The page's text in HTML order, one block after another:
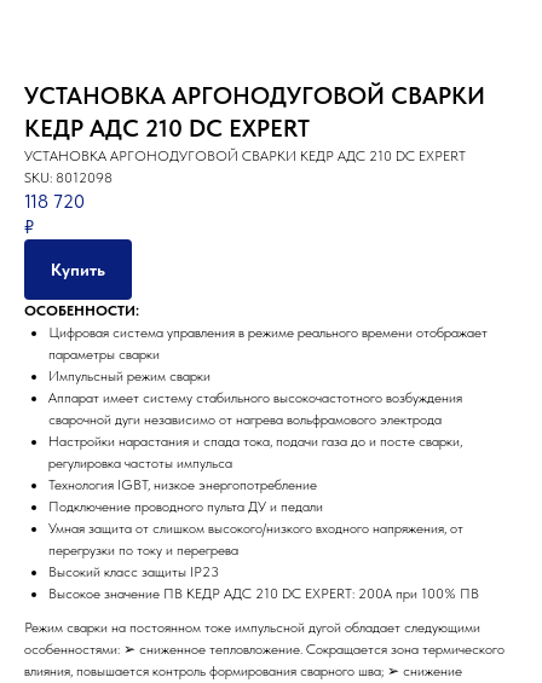
УСТАНОВКА АРГОНОДУГОВОЙ СВАРКИ
КЕДР АДС 210 DC EXPERT
УСТАНОВКА АРГОНОДУГОВОЙ СВАРКИ КЕДР АДС 210 DC EXPERT
SKU: 8012098
118 720
₽
Купить
ОСОБЕННОСТИ:
Цифровая система управления в режиме реального времени отображает
параметры сварки
Импульсный режим сварки
Аппарат имеет систему стабильного высокочастотного возбуждения
сварочной дуги независимо от нагрева вольфрамового электрода
Настройки нарастания и спада тока, подачи газа до и посте сварки,
регулировка частоты импульса
Технология IGBT, низкое энергопотребление
Подключение проводного пульта ДУ и педали
Умная защита от слишком высокого/низкого входного напряжения, от
перегрузки по току и перегрева
Высокий класс защиты IP23
Высокое значение ПВ КЕДР АДС 210 DC EXPERT: 200А при 100% ПВ
Режим сварки на постоянном токе импульсной дугой обладает следующими
особенностями: ➢ сниженное тепловложение. Сокращается зона термического
влияния, повышается контроль формирования сварного шва; ➢ снижение
Как нас найти